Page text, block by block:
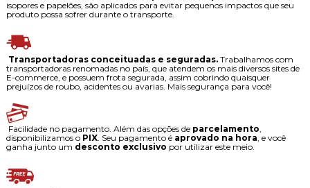
isopores e papelões, são aplicados para evitar pequenos impactos que seu
produto possa sofrer durante o transporte.
Transportadoras conceituadas e seguradas.Trabalhamos com
transportadoras renomadas no país, que atendem os mais diversos sites de
E-commerce, e possuem frota segurada, assim cobrindo quaisquer
prejuízos de roubo, acidentes ou avarias. Mais segurança para você!
Facilidade no pagamento. Além das opções de parcelamento
disponibilizamos o PIX. Seu pagamento é aprovado na hora , e você
ganha junto um desconto exclusivo por utilizar este meio.